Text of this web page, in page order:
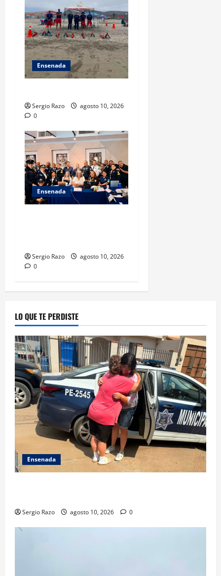
Ensenada
Sergio Razo
agosto 10, 2026
0
Ensenada
Sergio Razo
agosto 10, 2026
0
LO QUE TE PERDISTE
Ensenada
Sergio Razo agosto 10, 2026 0